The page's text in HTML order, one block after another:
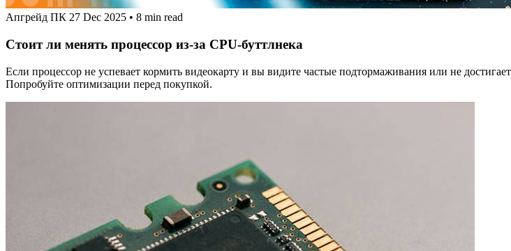
Апгрейд ПК 27 Dec 2025 • 8 min read
Стоит ли менять процессор из‑за CPU‑буттлнека
Если процессор не успевает кормить видеокарту и вы видите частые подтормаживания или не
Попробуйте оптимизации перед покупкой.